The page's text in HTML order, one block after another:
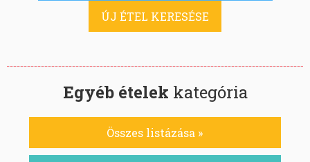
ÚJ ÉTEL KERESÉSE
Egyéb ételek kategória
Összes listázása »